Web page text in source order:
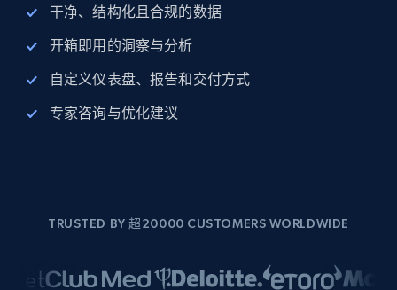
干净、结构化且合规的数据
开箱即用的洞察与分析
自定义仪表盘、报告和交付方式
专家咨询与优化建议
TRUSTED BY 超20000 CUSTOMERS WORLDWIDE